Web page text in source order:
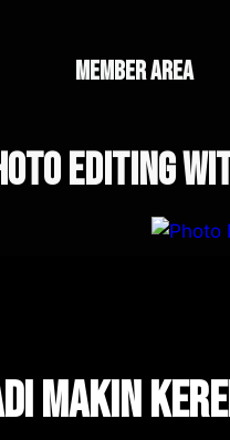
member area
Editing
mAkin